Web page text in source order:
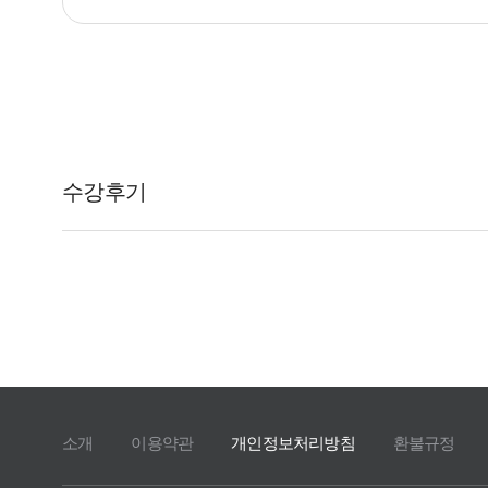
소개 이용약관 개인정보처리방침 환불규정